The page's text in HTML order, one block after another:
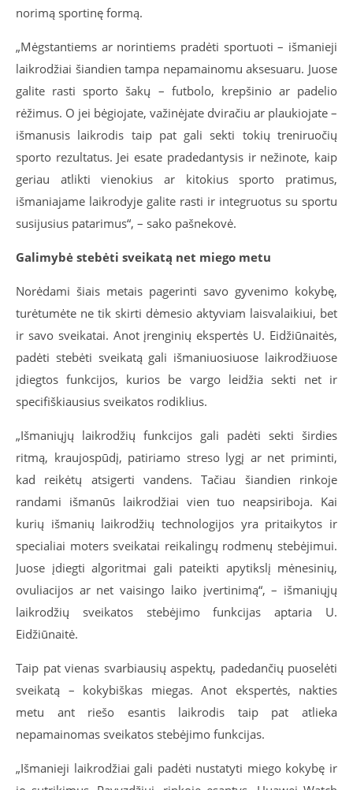
norimą sportinę formą.
„Mėgstantiems ar norintiems pradėti sportuoti – išmanieji
laikrodžiai šiandien tampa nepamainomu aksesuaru. Juose
galite rasti sporto šakų – futbolo, krepšinio ar padelio
rėžimus. O jei bėgiojate, važinėjate dviračiu ar plaukiojate –
išmanusis laikrodis taip pat gali sekti tokių treniruočių
sporto rezultatus. Jei esate pradedantysis ir nežinote, kaip
geriau atlikti vienokius ar kitokius sporto pratimus,
išmaniajame laikrodyje galite rasti ir integruotus su sportu
susijusius patarimus“, – sako pašnekovė.
Galimybė stebėti sveikatą net miego metu
Norėdami šiais metais pagerinti savo gyvenimo kokybę,
turėtumėte ne tik skirti dėmesio aktyviam laisvalaikiui, bet
ir savo sveikatai. Anot įrenginių ekspertės U. Eidžiūnaitės,
padėti stebėti sveikatą gali išmaniuosiuose laikrodžiuose
įdiegtos funkcijos, kurios be vargo leidžia sekti net ir
specifiškiausius sveikatos rodiklius.
„Išmaniųjų laikrodžių funkcijos gali padėti sekti širdies
ritmą, kraujospūdį, patiriamo streso lygį ar net priminti,
kad reikėtų atsigerti vandens. Tačiau šiandien rinkoje
randami išmanūs laikrodžiai vien tuo neapsiriboja. Kai
kurių išmanių laikrodžių technologijos yra pritaikytos ir
specialiai moters sveikatai reikalingų rodmenų stebėjimui.
Juose įdiegti algoritmai gali pateikti apytikslį mėnesinių,
ovuliacijos ar net vaisingo laiko įvertinimą“, – išmaniųjų
laikrodžių sveikatos stebėjimo funkcijas aptaria U.
Eidžiūnaitė.
Taip pat vienas svarbiausių aspektų, padedančių puoselėti
sveikatą – kokybiškas miegas. Anot ekspertės, nakties
metu ant riešo esantis laikrodis taip pat atlieka
nepamainomas sveikatos stebėjimo funkcijas.
„Išmanieji laikrodžiai gali padėti nustatyti miego kokybę ir